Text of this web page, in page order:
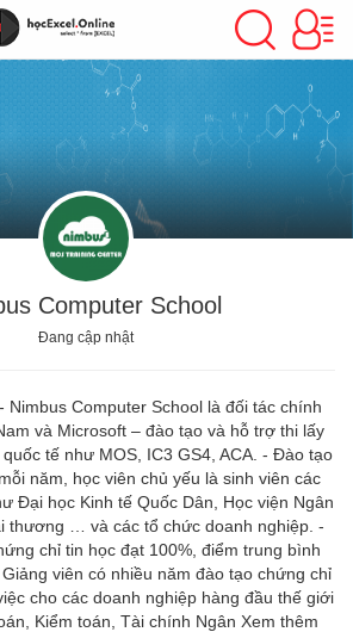
Computer School
Đang cập nhật
Nimbus Computer School là đối tác chính
và Microsoft – đào tạo và hỗ trợ thi lấy
tế như MOS, IC3 GS4, ACA. - Đào tạo
năm, học viên chủ yếu là sinh viên các
Đại học Kinh tế Quốc Dân, Học viện Ngân
thương … và các tổ chức doanh nghiệp. -
chỉ tin học đạt 100%, điểm trung bình
viên có nhiều năm đào tạo chứng chỉ
cho các doanh nghiệp hàng đầu thế giới
Kiểm toán, Tài chính Ngân Xem thêm